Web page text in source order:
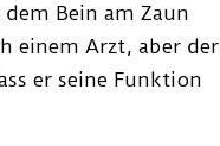
Bein am Zaun
einem Arzt, aber der
er seine Funktion